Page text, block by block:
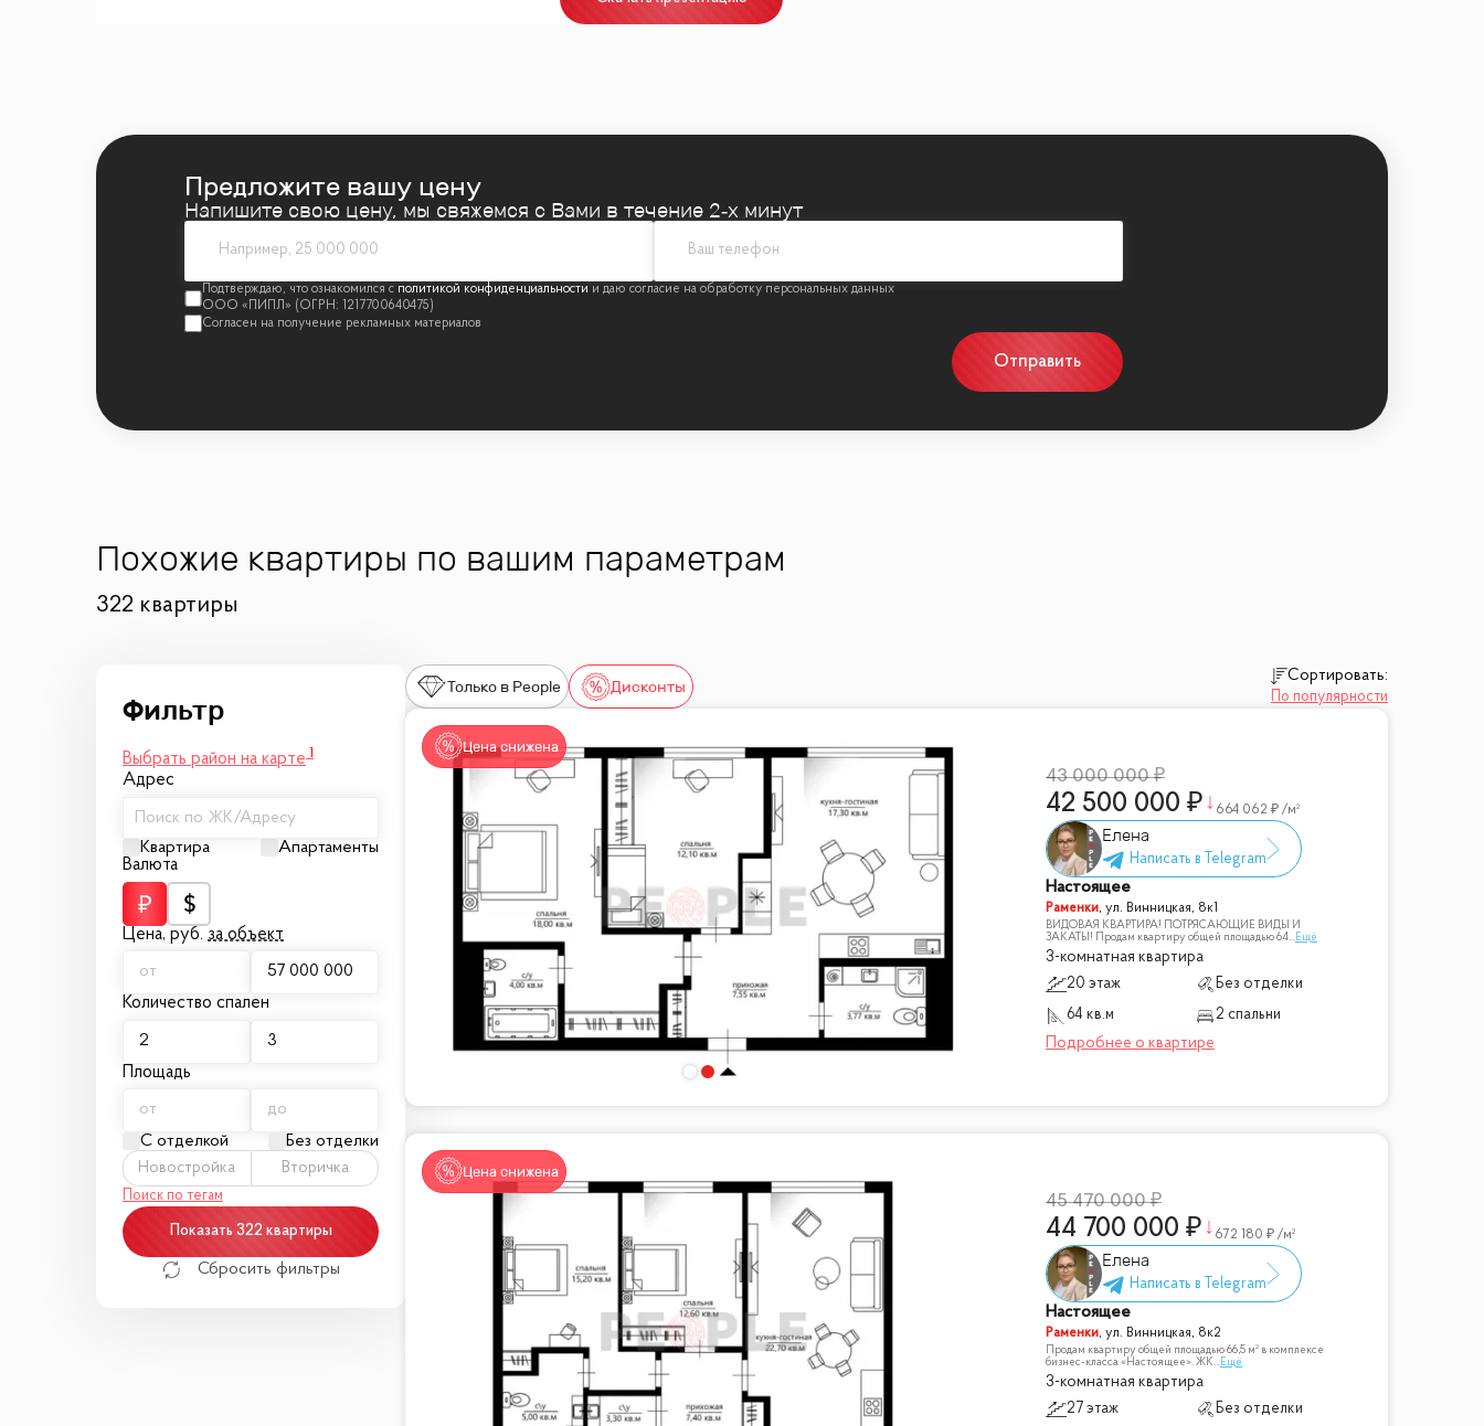
Современный ЖК 2009 года | Собственный подземный паркинг | Ухоженная территория
эксклюзив
Предложите вашу цену
Напишите свою цену, мы свяжемся с Вами в течение 2‑х минут
политикой конфиденциальности
Отправить
Похожие квартиры по вашим параметрам
322 квартиры
Выбрать район на карте 1
Адрес
Поиск по ЖК/Адресу
Квартира
Апартаменты
Валюта
Цена, руб. за объект
Количество спален
Площадь
С отделкой Без отделки
Новостройка Вторичка
Поиск по тегам
Показать 322 квартиры
Сбросить фильтры
Только в People Дисконты
Сортировать:
По популярности
Цена снижена
43 000 000
42 500 000 664 062 /м²
Елена
Настоящее
Раменки, ул. Винницкая, 8к1
ВИДОВАЯ КВАРТИРА! ПОТРЯСАЮЩИЕ ВИДЫ И
ЗАКАТЫ! Продам квартиру общей площадью 64...Ещё
3-комнатная квартира
20 этаж
Без отделки
64 кв.м
2 спальни
Цена снижена
45 470 000
44 700 000 672 180 /м²
Елена
Настоящее
Раменки, ул. Винницкая, 8к2
Продам квартиру общей площадью 66,5 м² в комплексе
бизнес-класса «Настоящее». ЖК...Ещё
3-комнатная квартира
27 этаж
Без отделки